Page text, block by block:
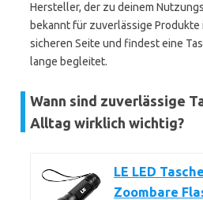
Hersteller, der zu deinem
bekannt für zuverlässige Produkte
sicheren Seite und findest eine
lange begleitet.
Wann sind zuverlässige
Alltag wirklich wichtig?
LE LED
Zoombare